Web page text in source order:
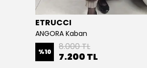
ETRUCCI
ANGORA Kaban
%10 8.000 TL
7.200 TL